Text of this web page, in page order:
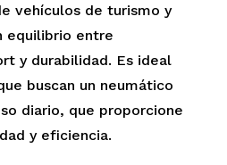
vehículos de turismo y
equilibrio entre
y durabilidad. Es ideal
buscan un neumático
diario, que proporcione
y eficiencia.